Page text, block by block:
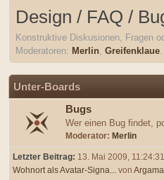
Design / FAQ /
Konstruktive Diskusionen, Fragen
Moderatoren: Merlin, Greifenklaue.
Unter-Boards
Bugs
Wer einen Bug findet,
Moderator: Merlin
Letzter Beitrag: 13. Mai 2009, 11:24:31
Wohnort als Avatar-Signa... von